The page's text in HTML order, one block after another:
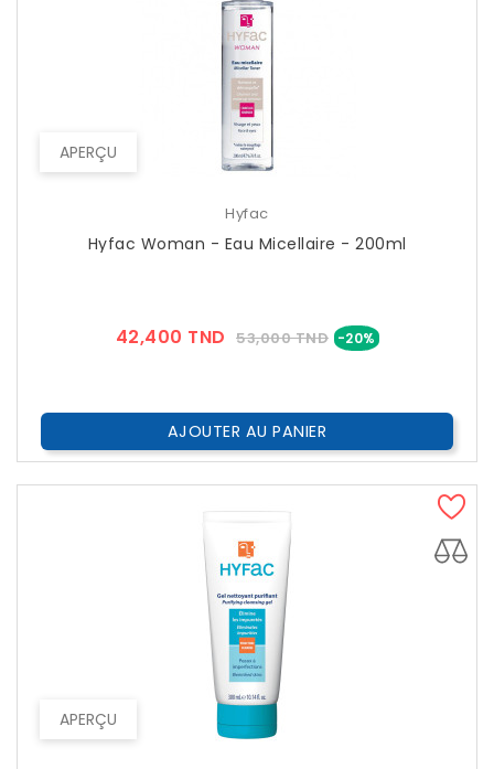
APERÇU
Hyfac
Hyfac Woman - Eau Micellaire - 200ml
42,400 TND Prix
53,000 TND -20% Prix
AJOUTER AU PANIER
APERÇU